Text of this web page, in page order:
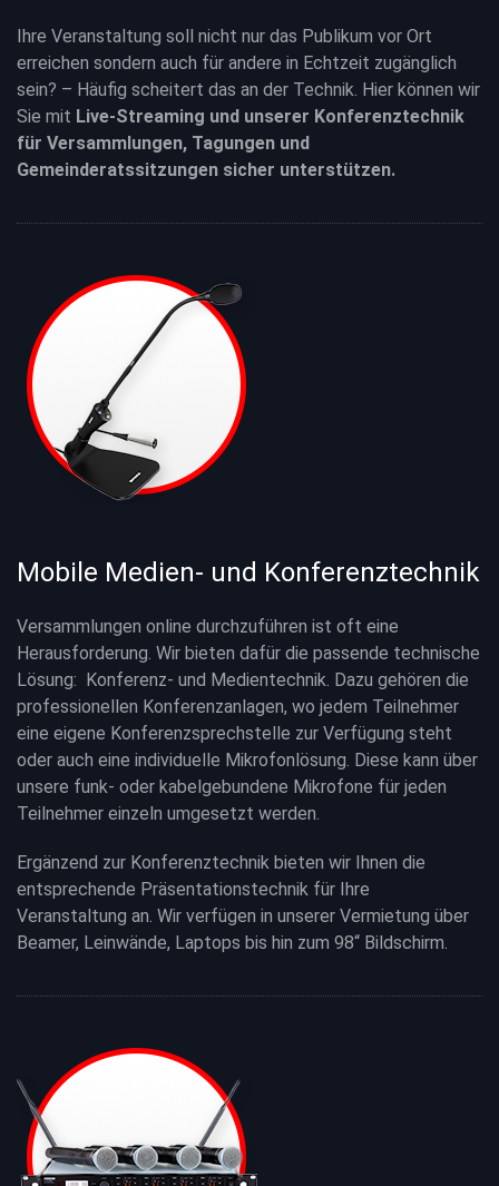
Ihre Veranstaltung soll nicht nur das Publikum vor Ort
erreichen sondern auch für andere in Echtzeit zugänglich
sein? – Häufig scheitert das an der Technik. Hier können wir
Sie mit Live-Streaming und unserer Konferenztechnik
für Versammlungen, Tagungen und
Gemeinderatssitzungen sicher unterstützen.
Mobile Medien- und Konferenztechnik
Versammlungen online durchzuführen ist oft eine
Herausforderung. Wir bieten dafür die passende technische
Lösung: Konferenz- und Medientechnik. Dazu gehören die
professionellen Konferenzanlagen, wo jedem Teilnehmer
eine eigene Konferenzsprechstelle zur Verfügung steht
oder auch eine individuelle Mikrofonlösung. Diese kann über
unsere funk- oder kabelgebundene Mikrofone für jeden
Teilnehmer einzeln umgesetzt werden.
Ergänzend zur Konferenztechnik bieten wir Ihnen die
entsprechende Präsentationstechnik für Ihre
Veranstaltung an. Wir verfügen in unserer Vermietung über
Beamer, Leinwände, Laptops bis hin zum 98“ Bildschirm.